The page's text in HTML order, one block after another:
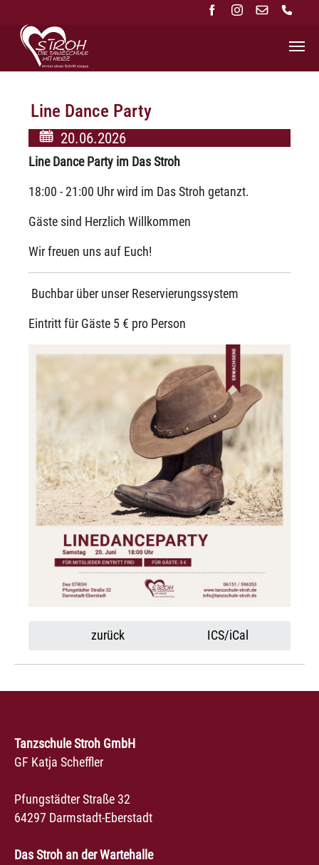
Line Dance Party
20.06.2026
Line Dance Party im Das Stroh
18:00 - 21:00 Uhr wird im Das Stroh getanzt.
Gäste sind Herzlich Willkommen
Wir freuen uns auf Euch!
Buchbar über unser Reservierungssystem
Eintritt für Gäste 5 € pro Person
zurück ICS/iCal
Tanzschule Stroh GmbH
GF Katja Scheffler
Pfungstädter Straße 32
64297 Darmstadt-Eberstadt
Das Stroh an der Wartehalle